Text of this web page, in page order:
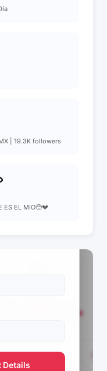
| 19.3K followers
ES EL MIO🥺💔
Details